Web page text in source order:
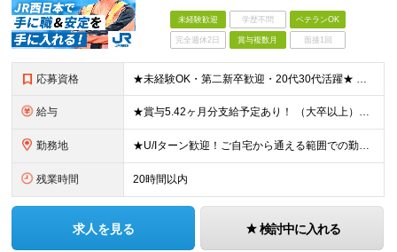
未経験歓迎 学歴不問 ベテランOK
完全週休2日 賞与複数月 面接1回
応募資格 ★未経験OK・第二新卒歓迎・20代30代活躍★ ☆高卒以上 ☆社会人経験（就労経験）がある方 業界・ポジション・年数は不問です！ 「誰もが知る大手企業で働きたい」 「1人より、チームで仕事がした
給与 ★賞与5.42ヶ月分支給予定あり！ （大卒以上）月給24万1,692円～39万5,780円＋各種手当＋賞与2回 （高卒以上）月給22万2,662円～39万5,780円＋各種手当＋賞与2回 ※上記は2
勤務地 ★U/Iターン歓迎！ご自宅から通える範囲での勤務となります ★JR西日本本社（大阪市北区）または、当社事業エリア内（北陸から北九州まで）の各支社で勤務 ※関西に本社あり※ 〈近畿エリア〉 三重県（
残業時間 20時間以内
求人を見る 検討中に入れる